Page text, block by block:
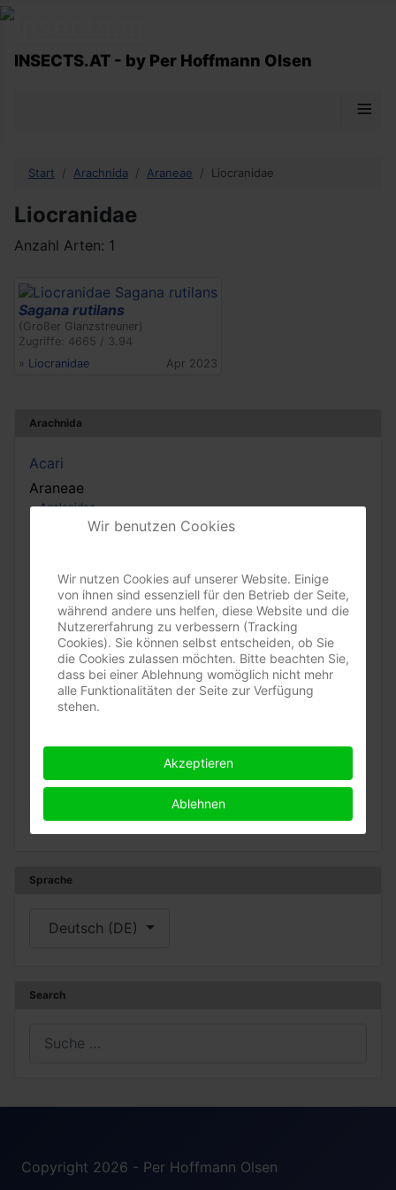
INSECTS.AT - by Per Hoffmann Olsen
≡
Arachnida
Acari
Araneae
Agelenidae
Amaurobiidae
Dictynidae
Eresidae
Gnaphosidae
Liocranidae
Lycosidae
Philodromidae
Pisauridae
Salticidae
Thomisidae
Pseudoscorpiones
Sprache
Sprache auswählen
Deutsch (DE)
Search
Start Arachnida Araneae Liocranidae
Liocranidae
Anzahl Arten: 1
Sagana rutilans
(Großer Glanzstreuner)
Zugriffe: 4665 / 3.94
» Liocranidae Apr 2023
Copyright 2026 - Per Hoffmann Olsen
Wir benutzen Cookies
Wir nutzen Cookies auf unserer Website. Einige
von ihnen sind essenziell für den Betrieb der Seite,
während andere uns helfen, diese Website und die
Nutzererfahrung zu verbessern (Tracking
Cookies). Sie können selbst entscheiden, ob Sie
die Cookies zulassen möchten. Bitte beachten Sie,
dass bei einer Ablehnung womöglich nicht mehr
alle Funktionalitäten der Seite zur Verfügung
stehen.
Akzeptieren
Ablehnen